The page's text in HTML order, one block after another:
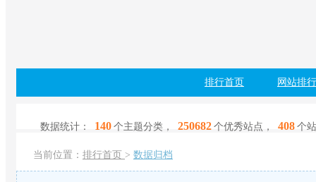
排行首页 网站排行
数据统计： 140 个主题分类， 250682 个优秀站点， 408 个
当前位置： 排行首页 > 数据归档